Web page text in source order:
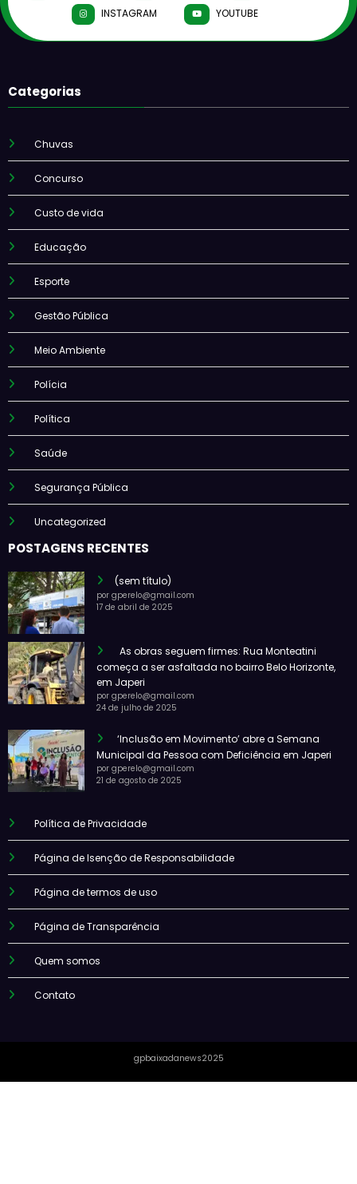
INSTAGRAM
YOUTUBE
Categorias
Chuvas
Concurso
Custo de vida
Educação
Esporte
Gestão Pública
Meio Ambiente
Polícia
Política
Saúde
Segurança Pública
Uncategorized
POSTAGENS RECENTES
(sem título)
por gperelo@gmail.com
17 de abril de 2025
As obras seguem firmes: Rua Monteatini
começa a ser asfaltada no bairro Belo Horizonte,
em Japeri
por gperelo@gmail.com
24 de julho de 2025
‘Inclusão em Movimento’ abre a Semana
Municipal da Pessoa com Deficiência em Japeri
por gperelo@gmail.com
21 de agosto de 2025
Política de Privacidade
Página de Isenção de Responsabilidade
Página de termos de uso
Página de Transparência
Quem somos
Contato
gpbaixadanews2025